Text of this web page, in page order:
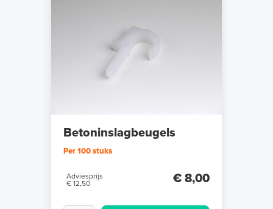
Betoninslagbeugels
Per 100 stuks
Adviesprijs
€ 12,50
€ 8,00